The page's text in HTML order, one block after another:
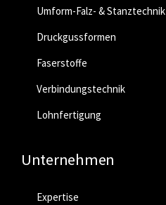
Umform-Falz- & Stanztechnik
Druckgussformen
Faserstoffe
Verbindungstechnik
Lohnfertigung
Unternehmen
Expertise